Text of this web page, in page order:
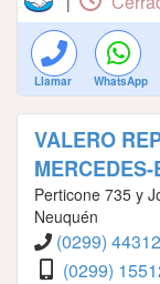
Llamar WhatsApp
VALERO
Perticone 735 y
Neuquén
(0299)
(0299)